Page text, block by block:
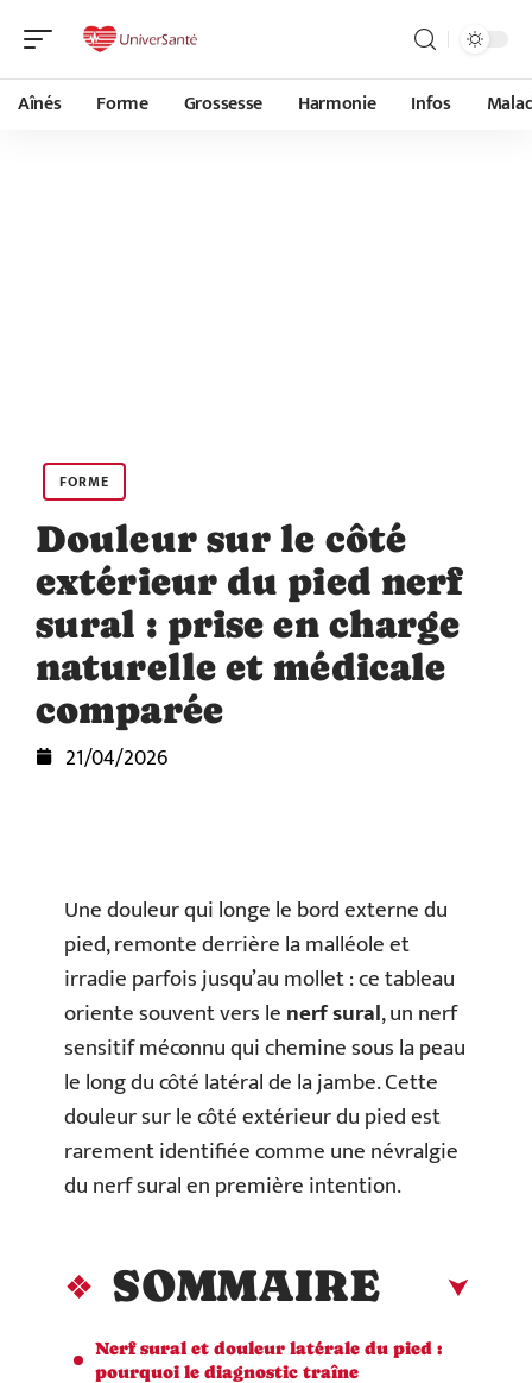
Aînés Forme Grossesse Harmonie Infos
FORME
Douleur sur le côté
extérieur du pied nerf
sural : prise en charge
naturelle et médicale
comparée
21/04/2026
Une douleur qui longe le bord externe du
pied, remonte derrière la malléole et
irradie parfois jusqu’au mollet : ce tableau
oriente souvent vers lenerf sural, un nerf
sensitif méconnu qui chemine sous la peau
le long du côté latéral de la jambe. Cette
douleur sur le côté extérieur du pied est
rarement identifiée comme une névralgie
du nerf sural en première intention.
SOMMAIRE
Nerf sural et douleur latérale du pied :
pourquoi le diagnostic traîne